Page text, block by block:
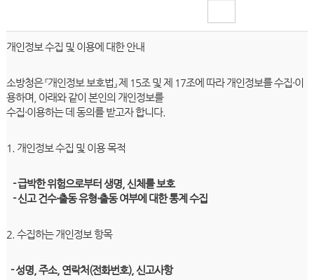
개인정보 수집 및 이용에 대한 안내
소방청은 『개인정보 보호법』 제 15조 및 제 17조에 따라 개인정보를 수집·이
용하며, 아래와 같이 본인의 개인정보를
수집·이용하는 데 동의를 받고자 합니다.
1. 개인정보 수집 및 이용 목적
- 급박한 위험으로부터 생명, 신체를 보호
- 신고 건수·출동 유형·출동 여부에 대한 통계 수집
2. 수집하는 개인정보 항목
- 성명, 주소, 연락처(전화번호), 신고사항